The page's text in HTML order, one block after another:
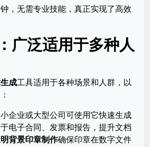
，无需专业技能，真正实现了高效
广泛适用于多种人
成工具适用于各种场景和人群，以
企业或大型公司可使用它快速生成
电子合同、发票和报告，提升文档
背景印章制作确保印章在数字文件